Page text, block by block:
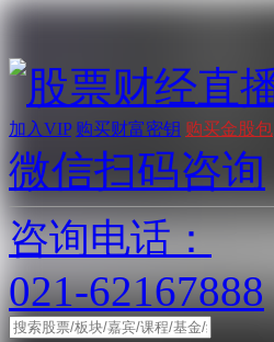
加入VIP 购买财富密钥 购买金股包
微信扫码咨询
咨询电话：
021-62167888